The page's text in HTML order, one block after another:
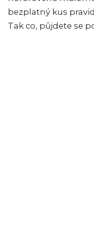
bezplatný kus
Tak co, půjdete se